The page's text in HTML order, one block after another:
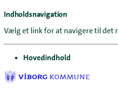
Indholdsnavigation
Vælg et link for at navigere til det
gå til
Hovedindhold